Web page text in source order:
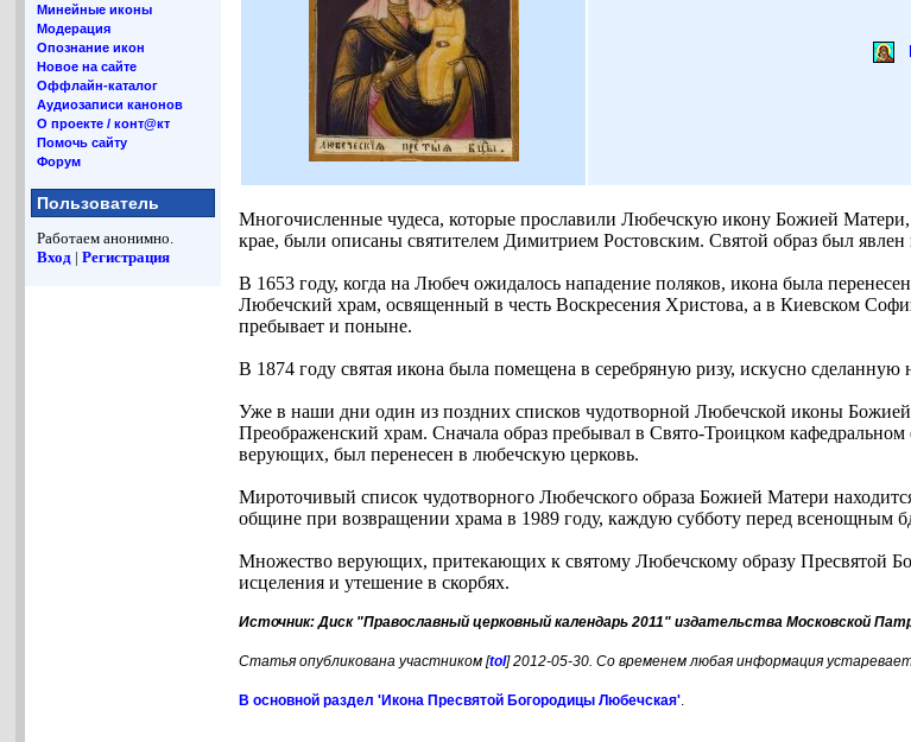
Минейные иконы
Модерация
Опознание икон
Новое на сайте
Оффлайн-каталог
Аудиозаписи канонов
О проекте / конт@кт
Помочь сайту
Форум
Пользователь
Работаем анонимно.
Вход |Регистрация
Многочисленные чудеса, которые прославили Любечскую икону Божией
крае, были описаны святителем Димитрием Ростовским. Святой образ был явлен
В 1653 году, когда на Любеч ожидалось нападение поляков, икона была
Любечский храм, освященный в честь Воскресения Христова, а в Киевском
пребывает и поныне.
В 1874 году святая икона была помещена в серебряную ризу, искусно
Уже в наши дни один из поздних списков чудотворной Любечской иконы
Преображенский храм. Сначала образ пребывал в Свято-Троицком
верующих, был перенесен в любечскую церковь.
Мироточивый список чудотворного Любечского образа Божией Матери
общине при возвращении храма в 1989 году, каждую субботу перед всенощным
Множество верующих, притекающих к святому Любечскому образу Пресвятой
исцеления и утешение в скорбях.
Источник: Диск "Православный церковный календарь 2011" издательства Московской
Статья опубликована участником [tol] 2012-05-30. Со временем любая информация
В основной раздел 'Икона Пресвятой Богородицы Любечская'.